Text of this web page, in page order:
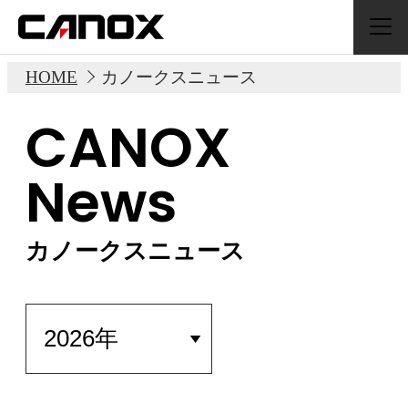
HOME カノークスニュース
カノークスニュース